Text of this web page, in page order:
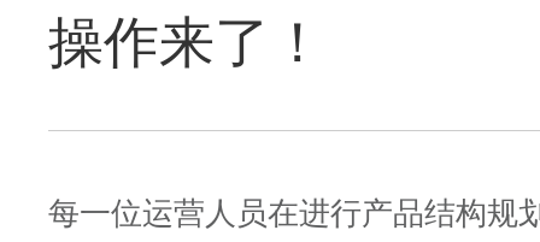
操作来了！
每一位运营人员在进行产品结构规